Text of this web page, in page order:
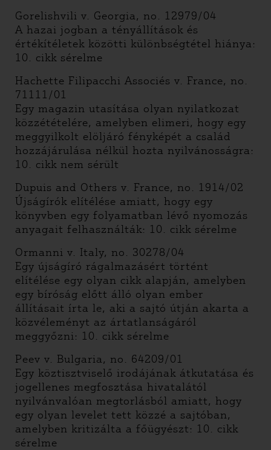
Gorelishvili v. Georgia, no. 12979/04
A hazai jogban a tényállítások és
értékítéletek közötti különbségtétel hiánya:
10. cikk sérelme
Hachette Filipacchi Associés v. France, no.
71111/01
Egy magazin utasítása olyan nyilatkozat
közzétételére, amelyben elimeri, hogy egy
meggyilkolt elöljáró fényképét a család
hozzájárulása nélkül hozta nyilvánosságra:
10. cikk nem sérült
Dupuis and Others v. France, no. 1914/02
Újságírók elítélése amiatt, hogy egy
könyvben egy folyamatban lévő nyomozás
anyagait felhasználták: 10. cikk sérelme
Ormanni v. Italy, no. 30278/04
Egy újságíró rágalmazásért történt
elítélése egy olyan cikk alapján, amelyben
egy bíróság előtt álló olyan ember
állításait írta le, aki a sajtó útján akarta a
közvéleményt az ártatlanságáról
meggyőzni: 10. cikk sérelme
Peev v. Bulgaria, no. 64209/01
Egy köztisztviselő irodájának átkutatása és
jogellenes megfosztása hivatalától
nyilvánvalóan megtorlásból amiatt, hogy
egy olyan levelet tett közzé a sajtóban,
amelyben kritizálta a főügyészt: 10. cikk
sérelme